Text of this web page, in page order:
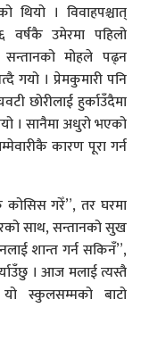
थियो । विवाहपश्चात्
वर्षकै उमेरमा पहिलो
सन्तानको मोहले पढ्न
गयो । प्रेमकुमारी पनि
छोरीलाई हुर्काउँदैमा
। सानैमा अधुरो भएको
कारण पूरा गर्न
गरेँ”, तर घरमा
साथ, सन्तानको सुख
शान्त गर्न सकिनँ”,
। आज मलाई त्यस्तै
स्कुलसम्मको बाटो